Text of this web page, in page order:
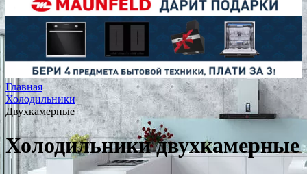
Главная
Холодильники
Двухкамерные
Холодильники двухкамерные